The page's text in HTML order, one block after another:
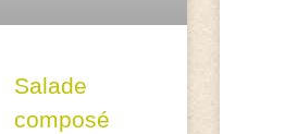
Salade
composé